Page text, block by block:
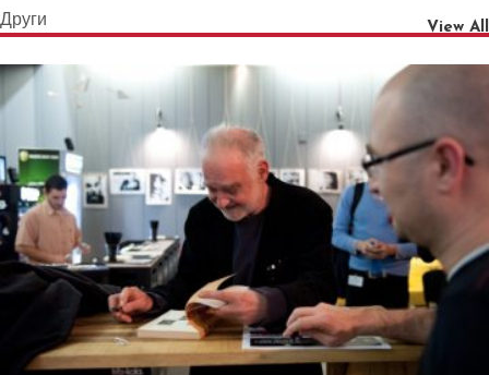
Други View All